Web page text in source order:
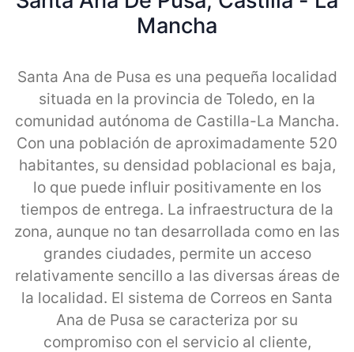
Mancha
Santa Ana de Pusa es una pequeña localidad
situada en la provincia de Toledo, en la
comunidad autónoma de Castilla-La Mancha.
Con una población de aproximadamente 520
habitantes, su densidad poblacional es baja,
lo que puede influir positivamente en los
tiempos de entrega. La infraestructura de la
zona, aunque no tan desarrollada como en las
grandes ciudades, permite un acceso
relativamente sencillo a las diversas áreas de
la localidad. El sistema de Correos en Santa
Ana de Pusa se caracteriza por su
compromiso con el servicio al cliente,